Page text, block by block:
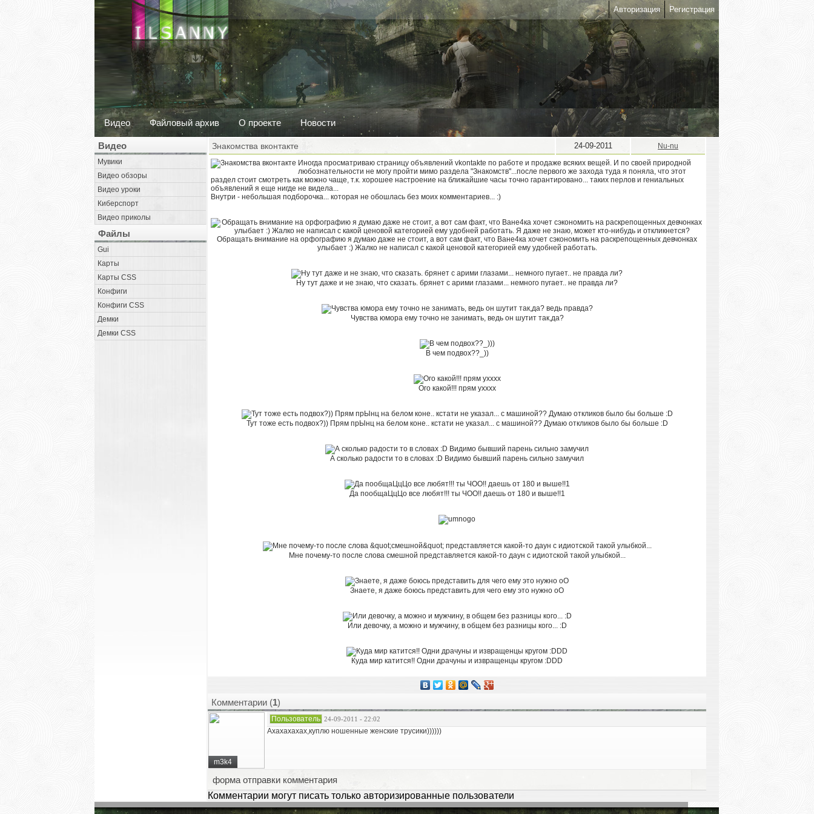
Авторизация Регистрация
Видео Файловый архив О проекте Новости
Видео
Мувики
Видео обзоры
Видео уроки
Киберспорт
Видео приколы
Файлы
Gui
Карты
Карты CSS
Конфиги
Конфиги CSS
Демки
Демки CSS
Знакомства вконтакте 24-09-2011
Nu-nu
Иногда просматриваю страницу объявлений vkontakte по работе и продаже всяких вещей. И по своей природной
любознательности не могу пройти мимо раздела "Знакомств"...после первого же захода туда я поняла, что этот
раздел стоит смотреть как можно чаще, т.к. хорошее настроение на ближайшие часы точно гарантировано... таких перлов и гениальных
объявлений я еще нигде не видела...
Внутри - небольшая подборочка... которая не обошлась без моих комментариев... :)
Обращать внимание на орфографию я думаю даже не стоит, а вот сам факт, что Ване4ка хочет сэкономить на раскрепощенных девчонках
улыбает :) Жалко не написал с какой ценовой категорией ему удобней работать.
Ну тут даже и не знаю, что сказать. брянет с арими глазами... немного пугает.. не правда ли?
Чувства юмора ему точно не занимать, ведь он шутит так,да?
В чем подвох??_))
Ого какой!!! прям ухххх
Тут тоже есть подвох?)) Прям прЫнц на белом коне.. кстати не указал... с машиной?? Думаю откликов было бы больше :D
А сколько радости то в словах :D Видимо бывший парень сильно замучил
Да пообщаЦцЦо все любят!!! ты ЧОО!! даешь от 180 и выше!!1
Мне почему-то после слова смешной представляется какой-то даун с идиотской такой улыбкой...
Знаете, я даже боюсь представить для чего ему это нужно oO
Или девочку, а можно и мужчину, в общем без разницы кого... :D
Куда мир катится!! Одни драчуны и извращенцы кругом :DDD
Комментарии (1)
m3k4
Пользователь 24-09-2011 - 22:02
Ахахахахах,куплю ношенные женские трусики))))))
форма отправки комментария
Комментарии могут писать только авторизированные пользователи